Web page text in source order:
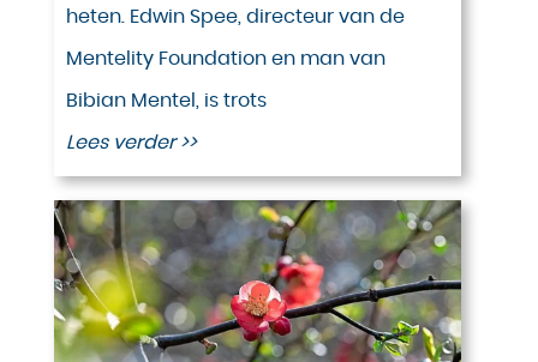
heten. Edwin Spee, directeur van de
Mentelity Foundation en man van
Bibian Mentel, is trots
Lees verder >>